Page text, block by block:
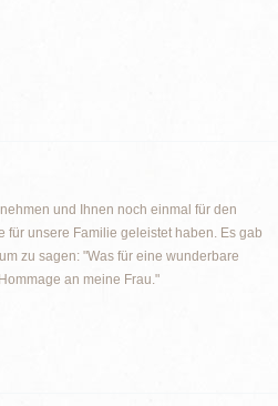
und Ihnen noch einmal für den
für unsere Familie geleistet haben. Es gab
zu sagen: "Was für eine wunderbare
an meine Frau."